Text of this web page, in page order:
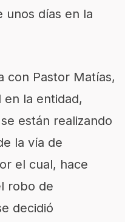
unos días en la
con Pastor Matías,
la entidad,
están realizando
la vía de
el cual, hace
robo de
decidió